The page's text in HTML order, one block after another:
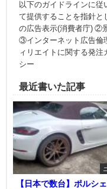
以下のガイドラインに従
て提供することを指針
の広告表示(消費者庁) ②
③インターネット広告倫
ィリエイトに関する発
シー
最近書いた記事
【日本で数台】ポルシ